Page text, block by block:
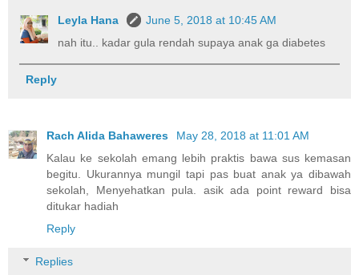
Leyla Hana
June 5, 2018 at 10:45 AM
nah itu.. kadar gula rendah supaya anak ga diabetes
Reply
Rach Alida Bahaweres
May 28, 2018 at 11:01 AM
Kalau ke sekolah emang lebih praktis bawa sus kemasan
begitu. Ukurannya mungil tapi pas buat anak ya dibawah
sekolah, Menyehatkan pula. asik ada point reward bisa
ditukar hadiah
Reply
Replies